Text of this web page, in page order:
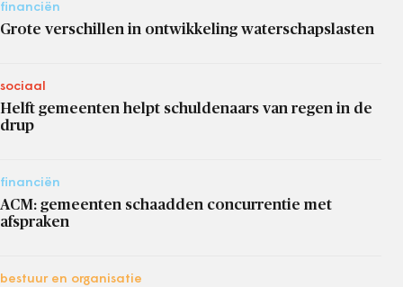
financiën
Grote verschillen in ontwikkeling waterschapslasten
sociaal
Helft gemeenten helpt schuldenaars van regen in de
drup
financiën
ACM: gemeenten schaadden concurrentie met
afspraken
bestuur en organisatie